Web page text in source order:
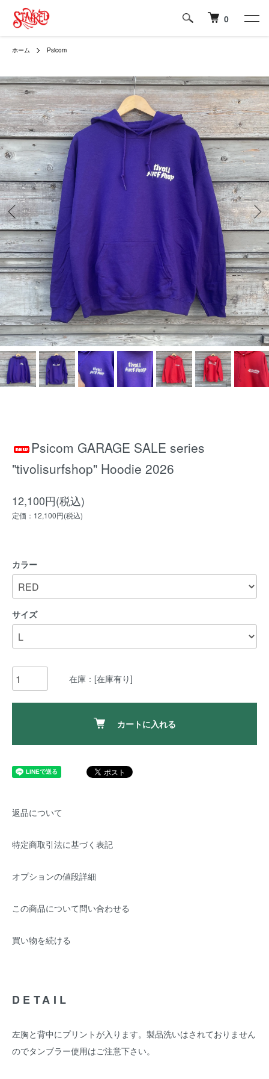
0
ホーム Psicom
Psicom GARAGE SALE series
"tivolisurfshop" Hoodie 2026
12,100円(税込)
定価：12,100円(税込)
カラー
サイズ
在庫：[在庫有り]
カートに入れる
返品について
特定商取引法に基づく表記
オプションの値段詳細
この商品について問い合わせる
買い物を続ける
DETAIL
左胸と背中にプリントが入ります。製品洗いはされておりません
のでタンブラー使用はご注意下さい。